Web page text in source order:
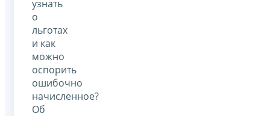
узнать
о
льготах
и как
можно
оспорить
ошибочно
начисленное?
Об